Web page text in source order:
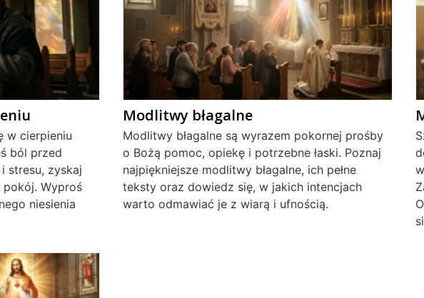
w cierpieniu
ból przed
stresu, zyskaj
pokój. Wyproś
niesienia
Modlitwy błagalne
Modlitwy błagalne są wyrazem pokornej prośby
o Bożą pomoc, opiekę i potrzebne łaski. Poznaj
najpiękniejsze modlitwy błagalne, ich pełne
teksty oraz dowiedz się, w jakich intencjach
warto odmawiać je z wiarą i ufnością.